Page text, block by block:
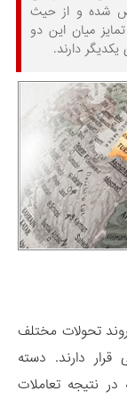
شده و از حیث
میان این دو
دارند.
تحولات مختلف
دارند. دسته
نتیجه تعاملات